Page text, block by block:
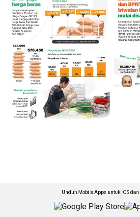
Unduh Mobile Apps untuk iOS dan